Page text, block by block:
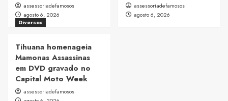
assessoriadefamosos
agosto 6, 2026
assessoriadefamosos
agosto 6, 2026
Diversos
Tihuana homenageia
Mamonas Assassinas
em DVD gravado no
Capital Moto Week
assessoriadefamosos